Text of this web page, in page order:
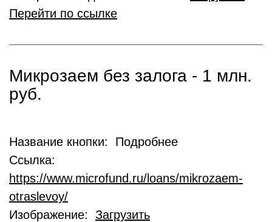
Перейти по ссылке
Микрозаем без залога - 1 млн.
руб.
Название кнопки: Подробнее
Ссылка:
https://www.microfund.ru/loans/mikrozaem-
otraslevoy/
Изображение: Загрузить